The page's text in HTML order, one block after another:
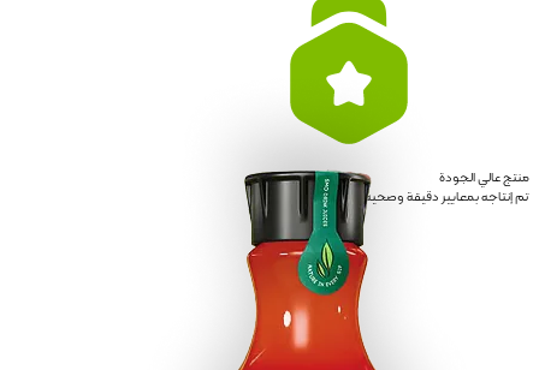
منتج عالي الجودة
تم إنتاجه بمعايير دقيقة وصحية